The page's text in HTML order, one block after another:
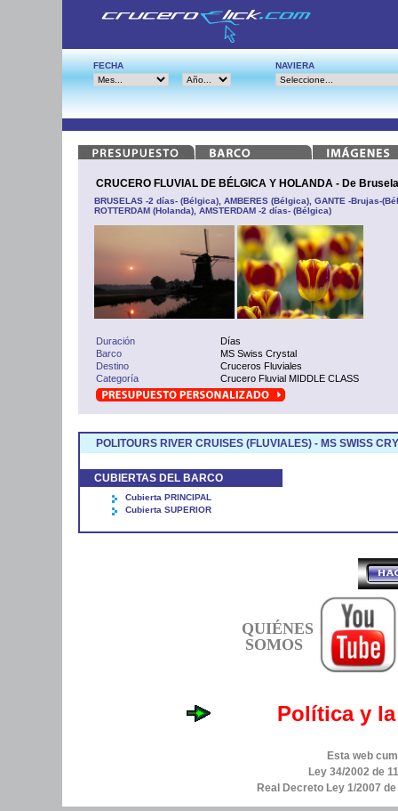
FECHA NAVIERA
CRUCERO FLUVIAL DE BÉLGICA Y HOLANDA - De
BRUSELAS -2 días- (Bélgica), AMBERES (Bélgica), GANTE -Brujas-
ROTTERDAM (Holanda), AMSTERDAM -2 días- (Bélgica)
Duración
Días
Barco
MS Swiss Crystal
Destino
Cruceros Fluviales
Categoría
Crucero Fluvial MIDDLE CLASS
POLITOURS RIVER CRUISES (FLUVIALES) - MS SWISS
CUBIERTAS DEL BARCO
Cubierta PRINCIPAL
Cubierta SUPERIOR
QUIÉNES
SOMOS
Política y
Esta web
Ley 34/2002 de
Real Decreto Ley 1/2007